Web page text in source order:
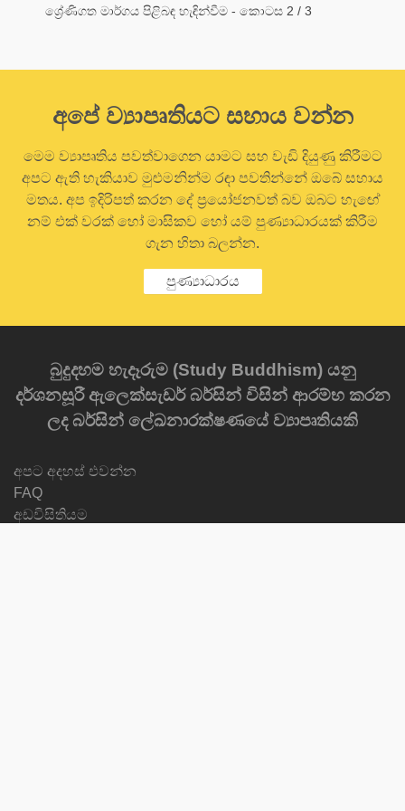
ශ්‍රේණිගත මාර්ගය පිළිබඳ හැඳින්වීම - කොටස 2 / 3
අපේ ව්‍යාපෘතියට සහාය වන්න
මෙම ව්‍යාපෘතිය පවත්වාගෙන යාමට සහ වැඩි දියුණු කිරීමට
අපට ඇති හැකියාව මුළුමනින්ම රඳා පවතින්නේ ඔබේ සහාය
මතය. අප ඉදිරිපත් කරන දේ ප්‍රයෝජනවත් බව ඔබට හැඟේ
නම් එක් වරක් හෝ මාසිකව හෝ යම් පුණ්‍යාධාරයක් කිරීම
ගැන හිතා බලන්න.
පුණ්‍යාධාරය
බුදුදහම හැදෑරුම (Study Buddhism) යනු
දර්ශනසූරී ඇලෙක්සැඩර් බර්සින් විසින් ආරම්භ කරන
ලද බර්සින් ලේඛනාරක්ෂණයේ ව්‍යාපෘතියකි
අපට අදහස් එවන්න
FAQ
අඩවිසිතියම